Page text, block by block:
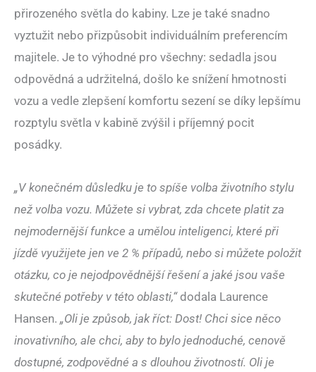
přirozeného světla do kabiny. Lze je také snadno
vyztužit nebo přizpůsobit individuálním preferencím
majitele. Je to výhodné pro všechny: sedadla jsou
odpovědná a udržitelná, došlo ke snížení hmotnosti
vozu a vedle zlepšení komfortu sezení se díky lepšímu
rozptylu světla v kabině zvýšil i příjemný pocit
posádky.
„V konečném důsledku je to spíše volba životního stylu
než volba vozu. Můžete si vybrat, zda chcete platit za
nejmodernější funkce a umělou inteligenci, které při
jízdě využijete jen ve 2 % případů, nebo si můžete položit
otázku, co je nejodpovědnější řešení a jaké jsou vaše
skutečné potřeby v této oblasti,“dodala Laurence
Hansen. „Oli je způsob, jak říct: Dost! Chci sice něco
inovativního, ale chci, aby to bylo jednoduché, cenově
dostupné, zodpovědné a s dlouhou životností. Oli je